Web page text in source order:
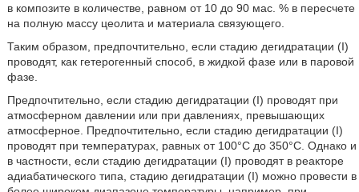
в композите в количестве, равном от 10 до 90 мас. % в пересчете
на полную массу цеолита и материала связующего.
Таким образом, предпочтительно, если стадию дегидратации (I)
проводят, как гетерогенный способ, в жидкой фазе или в паровой
фазе.
Предпочтительно, если стадию дегидратации (I) проводят при
атмосферном давлении или при давлениях, превышающих
атмосферное. Предпочтительно, если стадию дегидратации (I)
проводят при температурах, равных от 100°С до 350°С. Однако и
в частности, если стадию дегидратации (I) проводят в реакторе
адиабатического типа, стадию дегидратации (I) можно провести в